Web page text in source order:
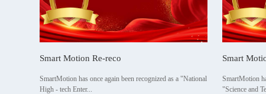
Smart Motion Re-reco
SmartMotion has once again been recognized as a "National
High - tech Enter...
Smart
SmartMotion
"Science and